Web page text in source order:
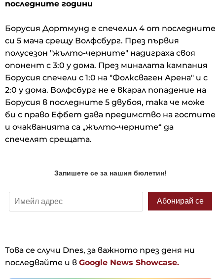
последните години
Борусия Дортмунд е спечелил 4 от последните
си 5 мача срещу Волфсбург. През първия
полусезон "жълто-черните" надиграха своя
опонент с 3:0 у дома. През миналата кампания
Борусия спечели с 1:0 на "Фолксваген Арена" и с
2:0 у дома. Волфсбург не е вкарал попадение на
Борусия в последните 5 двубоя, така че може
би с право Ефбет дава предимство на гостите
и очакванията са „жълто-черните“ да
спечелят срещата.
Това се случи Dnes, за важното през деня ни
последвайте и в Google News Showcase.